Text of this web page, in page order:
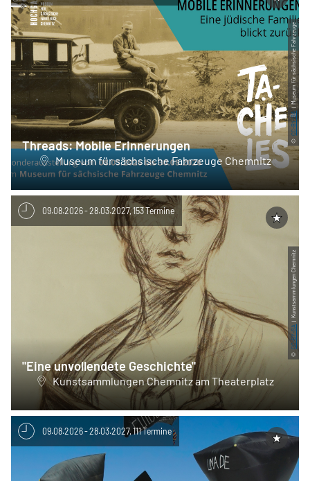
©
CC-BY-SA
| Museum für sächsische Fahrzeuge
Threads: Mobile Erinnerungen
Museum für sächsische Fahrzeuge Chemnitz
©
CC-BY-SA
| Kunstsammlungen Chemnitz
09.08.2026 - 28.03.2027, 153 Termine
"Eine unvollendete Geschichte"
Kunstsammlungen Chemnitz am Theaterplatz
09.08.2026 - 28.03.2027, 111 Termine